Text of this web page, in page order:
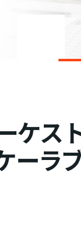
ケス
ーラ